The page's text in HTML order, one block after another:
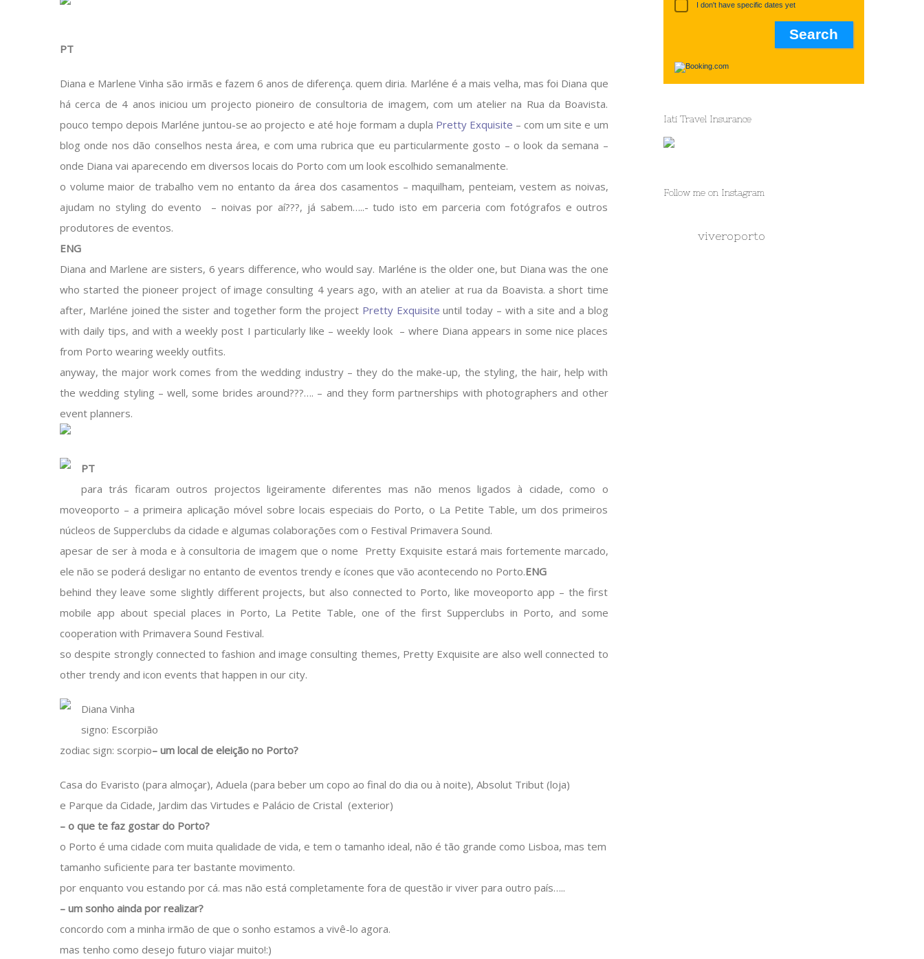
PT
Diana e Marlene Vinha são irmãs e fazem 6 anos de diferença. quem diria. Marléne é a mais velha, mas foi Diana que
há cerca de 4 anos iniciou um projecto pioneiro de consultoria de imagem, com um atelier na Rua da Boavista.
pouco tempo depois Marléne juntou-se ao projecto e até hoje formam a dupla Pretty Exquisite – com um site e um
blog onde nos dão conselhos nesta área, e com uma rubrica que eu particularmente gosto – o look da semana –
onde Diana vai aparecendo em diversos locais do Porto com um look escolhido semanalmente.
o volume maior de trabalho vem no entanto da área dos casamentos – maquilham, penteiam, vestem as noivas,
ajudam no styling do evento – noivas por aí???, já sabem…..- tudo isto em parceria com fotógrafos e outros
produtores de eventos.
ENG
Diana and Marlene are sisters, 6 years difference, who would say. Marléne is the older one, but Diana was the one
who started the pioneer project of image consulting 4 years ago, with an atelier at rua da Boavista. a short time
after, Marléne joined the sister and together form the project Pretty Exquisite until today – with a site and a blog
with daily tips, and with a weekly post I particularly like – weekly look – where Diana appears in some nice places
from Porto wearing weekly outfits.
anyway, the major work comes from the wedding industry – they do the make-up, the styling, the hair, help with
the wedding styling – well, some brides around???…. – and they form partnerships with photographers and other
event planners.
PT
para trás ficaram outros projectos ligeiramente diferentes mas não menos ligados à cidade, como o
moveoporto – a primeira aplicação móvel sobre locais especiais do Porto, o La Petite Table, um dos primeiros
núcleos de Supperclubs da cidade e algumas colaborações com o Festival Primavera Sound.
apesar de ser à moda e à consultoria de imagem que o nome Pretty Exquisite estará mais fortemente marcado,
ele não se poderá desligar no entanto de eventos trendy e ícones que vão acontecendo no Porto.ENG
behind they leave some slightly different projects, but also connected to Porto, like moveoporto app – the first
mobile app about special places in Porto, La Petite Table, one of the first Supperclubs in Porto, and some
cooperation with Primavera Sound Festival.
so despite strongly connected to fashion and image consulting themes, Pretty Exquisite are also well connected to
other trendy and icon events that happen in our city.
Diana Vinha
signo: Escorpião
zodiac sign: scorpio– um local de eleição no Porto?
Casa do Evaristo (para almoçar), Aduela (para beber um copo ao final do dia ou à noite), Absolut Tribut (loja)
e Parque da Cidade, Jardim das Virtudes e Palácio de Cristal (exterior)
– o que te faz gostar do Porto?
o Porto é uma cidade com muita qualidade de vida, e tem o tamanho ideal, não é tão grande como Lisboa, mas tem
tamanho suficiente para ter bastante movimento.
por enquanto vou estando por cá. mas não está completamente fora de questão ir viver para outro país…..
– um sonho ainda por realizar?
concordo com a minha irmão de que o sonho estamos a vivê-lo agora.
mas tenho como desejo futuro viajar muito!:)
I don't have specific dates yet
Iati Travel Insurance
Follow me on Instagram
viveroporto